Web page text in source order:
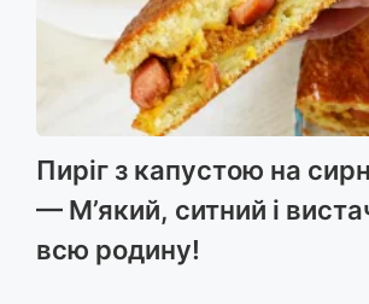
Пиріг з капустою на
— М’який, ситний і
всю родину!